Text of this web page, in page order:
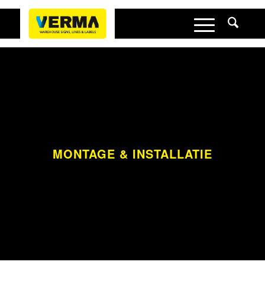
MONTAGE & INSTALLATIE